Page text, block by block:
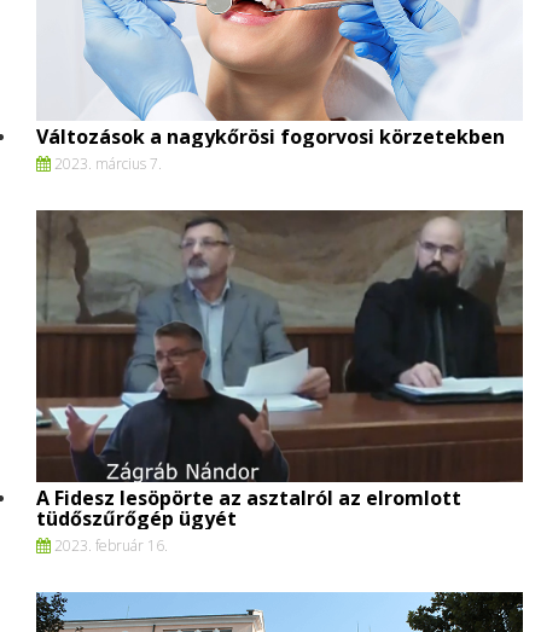
Változások a nagykőrösi fogorvosi körzetekben
2023. március 7.
A Fidesz lesöpörte az asztalról az elromlott
tüdőszűrőgép ügyét
2023. február 16.